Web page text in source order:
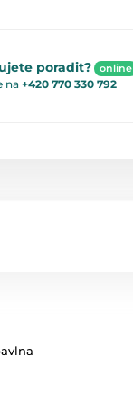
poradit? online
na +420 770 330 792